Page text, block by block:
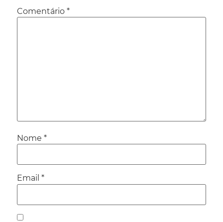
Comentário *
Nome *
Email *